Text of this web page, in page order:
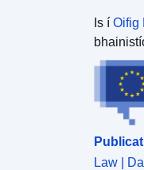
Is í Oifig
Law |